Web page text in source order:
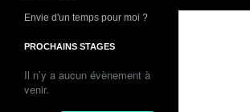
Envie d'un temps pour moi ?
PROCHAINS STAGES
Il n’y a aucun évènement à
venir.